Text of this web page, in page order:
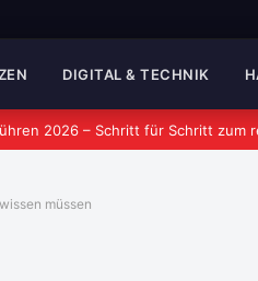
DIGITAL & TECHNIK
2026 – Schritt für Schritt zum
müssen